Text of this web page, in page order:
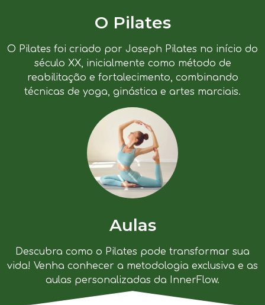
O Pilates
O Pilates foi criado por Joseph Pilates no início do
século XX, inicialmente como método de
reabilitação e fortalecimento, combinando
técnicas de yoga, ginástica e artes marciais.
Aulas
Descubra como o Pilates pode transformar sua
vida! Venha conhecer a metodologia exclusiva e as
aulas personalizadas da InnerFlow.